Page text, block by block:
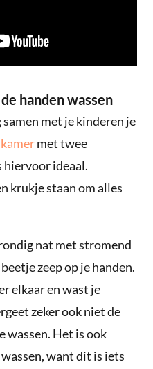
handen wassen
met je kinderen je
met twee
hiervoor ideaal.
krukje staan om alles
nat met stromend
zeep op je handen.
elkaar en wast je
zeker ook niet de
wassen. Het is ook
want dit is iets